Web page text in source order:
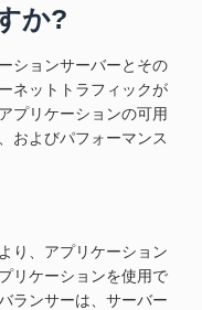
か?
ションサーバーとその
ネットトラフィックが
プリケーションの可用
およびパフォーマンス
り、アプリケーション
リケーションを使用で
ランサーは、サーバー